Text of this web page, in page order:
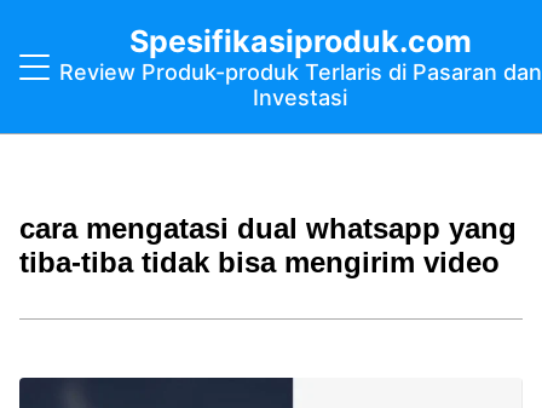
Spesifikasiproduk.com
Review Produk-produk Terlaris di Pasaran dan
Investasi
cara mengatasi dual whatsapp yang
tiba-tiba tidak bisa mengirim video